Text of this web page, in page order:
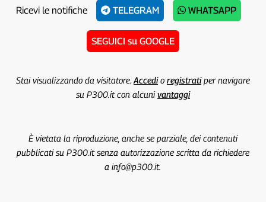
Ricevi le notifiche TELEGRAM WHATSAPP
SEGUICI su GOOGLE
Stai visualizzando da visitatore. Accedio registratiper navigare
su P300.it con alcunivantaggi
È vietata la riproduzione, anche se parziale, dei contenuti
pubblicati su P300.it senza autorizzazione scritta da richiedere
a info@p300.it.